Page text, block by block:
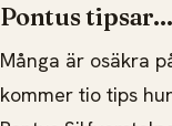
Pontus tipsar...
Många är osäkra
kommer tio tips